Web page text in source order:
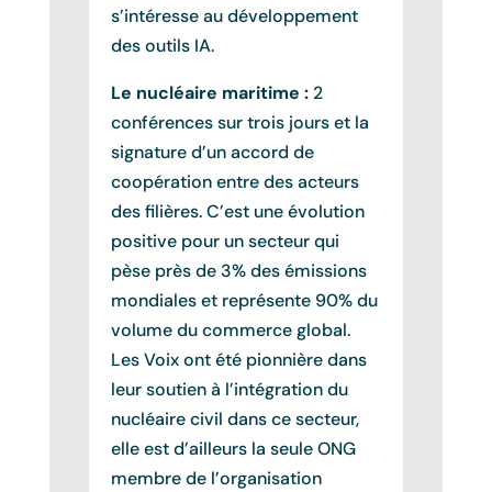
s’intéresse au développement
des outils IA.
Le nucléaire maritime :2
conférences sur trois jours et la
signature d’un accord de
coopération entre des acteurs
des filières. C’est une évolution
positive pour un secteur qui
pèse près de 3% des émissions
mondiales et représente 90% du
volume du commerce global.
Les Voix ont été pionnière dans
leur soutien à l’intégration du
nucléaire civil dans ce secteur,
elle est d’ailleurs la seule ONG
membre de l’organisation